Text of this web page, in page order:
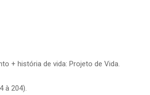
+ história de vida: Projeto de Vida.
à 204).